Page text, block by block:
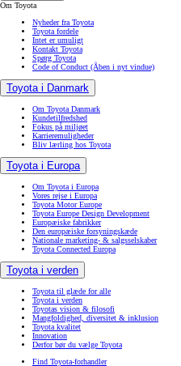
Om Toyota
Nyheder fra Toyota
Toyota fordele
Intet er umuligt
Kontakt Toyota
Spørg Toyota
Code of Conduct (Åben i nyt vindue)
Toyota i Danmark
Om Toyota Danmark
Kundetilfredshed
Fokus på miljøet
Karrieremuligheder
Bliv lærling hos Toyota
Toyota i Europa
Om Toyota i Europa
Vores rejse i Europa
Toyota Motor Europe
Toyota Europe Design Development
Europæiske fabrikker
Den europæiske forsyningskæde
Nationale marketing- & salgsselskaber
Toyota Connected Europa
Toyota i verden
Toyota til glæde for alle
Toyota i verden
Toyotas vision & filosofi
Mangfoldighed, diversitet & inklusion
Toyota kvalitet
Innovation
Derfor bør du vælge Toyota
Find Toyota-forhandler